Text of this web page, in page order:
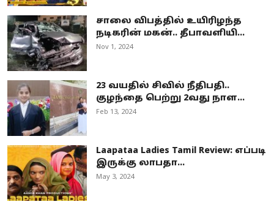
சாலை விபத்தில் உயிரிழந்த
நடிகரின் மகன்.. தீபாவளியி...
Nov 1, 2024
23 வயதில் சிவில் நீதிபதி..
குழந்தை பெற்று 2வது நாள...
Feb 13, 2024
Laapataa Ladies Tamil Review: எப்படி
இருக்கு லாபதா...
May 3, 2024